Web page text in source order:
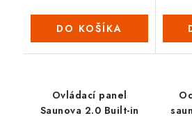
DO KOŠÍKA
Ovládací panel
Saunova 2.0 Built-in